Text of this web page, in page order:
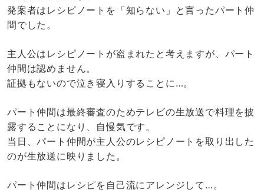
発案者はレシピノートを「知らない」と言ったパート仲
間でした。
主人公はレシピノートが盗まれたと考えますが、パート
仲間は認めません。
証拠もないので泣き寝入りすることに…。
パート仲間は最終審査のためテレビの生放送で料理を披
露することになり、自慢気です。
当日、パート仲間が主人公のレシピノートを取り出した
のが生放送に映りました。
パート仲間はレシピを自己流にアレンジして…。